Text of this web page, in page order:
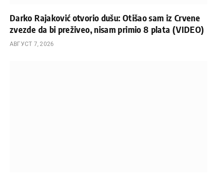
Darko Rajaković otvorio dušu: Otišao sam iz Crvene
zvezde da bi preživeo, nisam primio 8 plata (VIDEO)
АВГУСТ 7, 2026